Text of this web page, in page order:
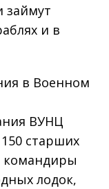
займут
и в
в Военном
ВУНЦ
старших
командиры
лодок,